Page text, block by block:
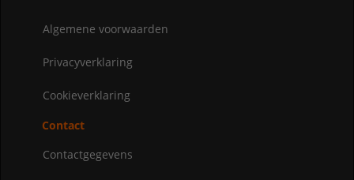
Algemene voorwaarden
Privacyverklaring
Cookieverklaring
Contact
Contactgegevens